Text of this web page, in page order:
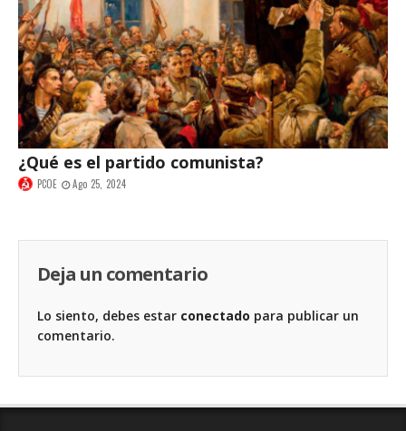
¿Qué es el partido comunista?
PCOE Ago 25, 2024
Deja un comentario
Lo siento, debes estar conectado para publicar un
comentario.